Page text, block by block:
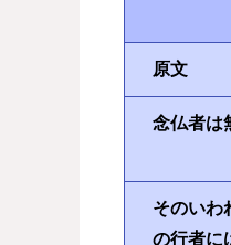
原文
念仏者は
そのいわ
の行者に